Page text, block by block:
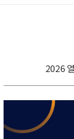
2026